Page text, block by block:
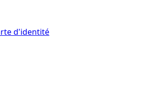
d'identité